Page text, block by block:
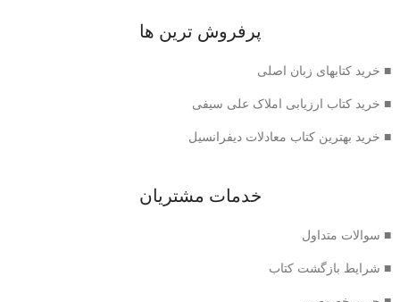
پرفروش ترین ها
■ خرید کتابهای زبان اصلی
■ خرید کتاب ارزیابی املاک علی سیفی
■ خرید بهترین کتاب معادلات دیفرانسیل
خدمات مشتریان
■ سوالات متداول
■ شرایط بازگشت کتاب